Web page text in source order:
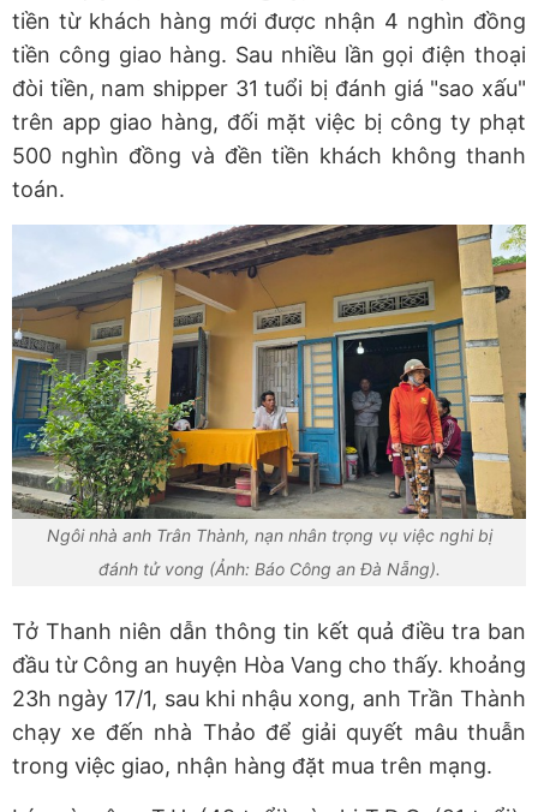
tiền từ khách hàng mới được nhận 4 nghìn đồng
tiền công giao hàng. Sau nhiều lần gọi điện thoại
đòi tiền, nam shipper 31 tuổi bị đánh giá "sao xấu"
trên app giao hàng, đối mặt việc bị công ty phạt
500 nghìn đồng và đền tiền khách không thanh
toán.
Ngôi nhà anh Trân Thành, nạn nhân trọng vụ việc nghi bị
đánh tử vong (Ảnh: Báo Công an Đà Nẵng).
Tở Thanh niên dẫn thông tin kết quả điều tra ban
đầu từ Công an huyện Hòa Vang cho thấy. khoảng
23h ngày 17/1, sau khi nhậu xong, anh Trần Thành
chạy xe đến nhà Thảo để giải quyết mâu thuẫn
trong việc giao, nhận hàng đặt mua trên mạng.